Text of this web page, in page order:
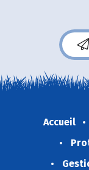
Accueil